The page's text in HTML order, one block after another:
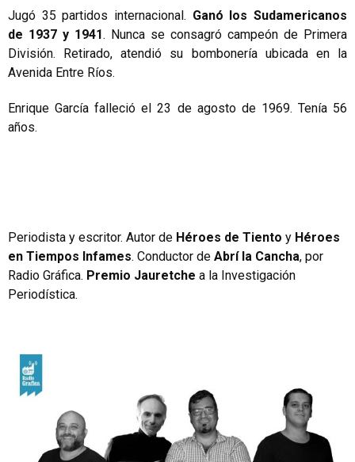
Jugó 35 partidos internacional. Ganó los Sudamericanos
de 1937 y 1941. Nunca se consagró campeón de Primera
División. Retirado, atendió su bombonería ubicada en la
Avenida Entre Ríos.
Enrique García falleció el 23 de agosto de 1969. Tenía 56
años.
Periodista y escritor. Autor de Héroes de Tiento y Héroes
en Tiempos Infames. Conductor de Abrí la Cancha, por
Radio Gráfica. Premio Jauretche a la Investigación
Periodística.